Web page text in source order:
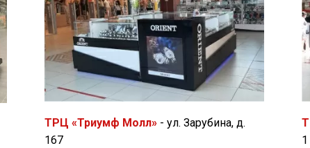
ТРЦ «Триумф Молл» - ул. Зарубина, д.
167
1